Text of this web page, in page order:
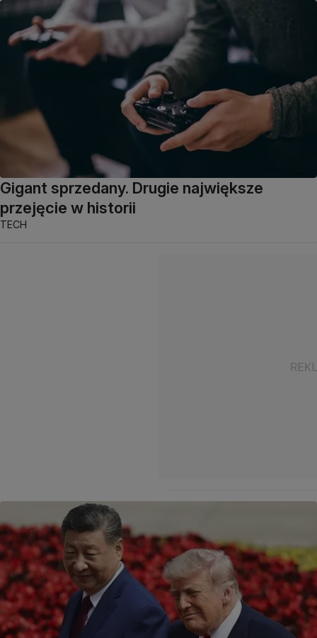
Gigant sprzedany. Drugie największe
przejęcie w historii
TECH